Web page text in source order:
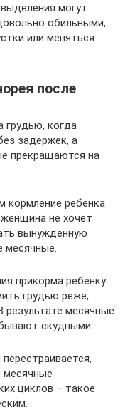
могут
обильными,
или меняться
после
грудью, когда
задержек, а
прекращаются на
кормление ребенка
не хочет
вынужденную
месячные.
прикорма ребенку.
грудью реже,
результате месячные
скудными.
месячные
циклов – такое